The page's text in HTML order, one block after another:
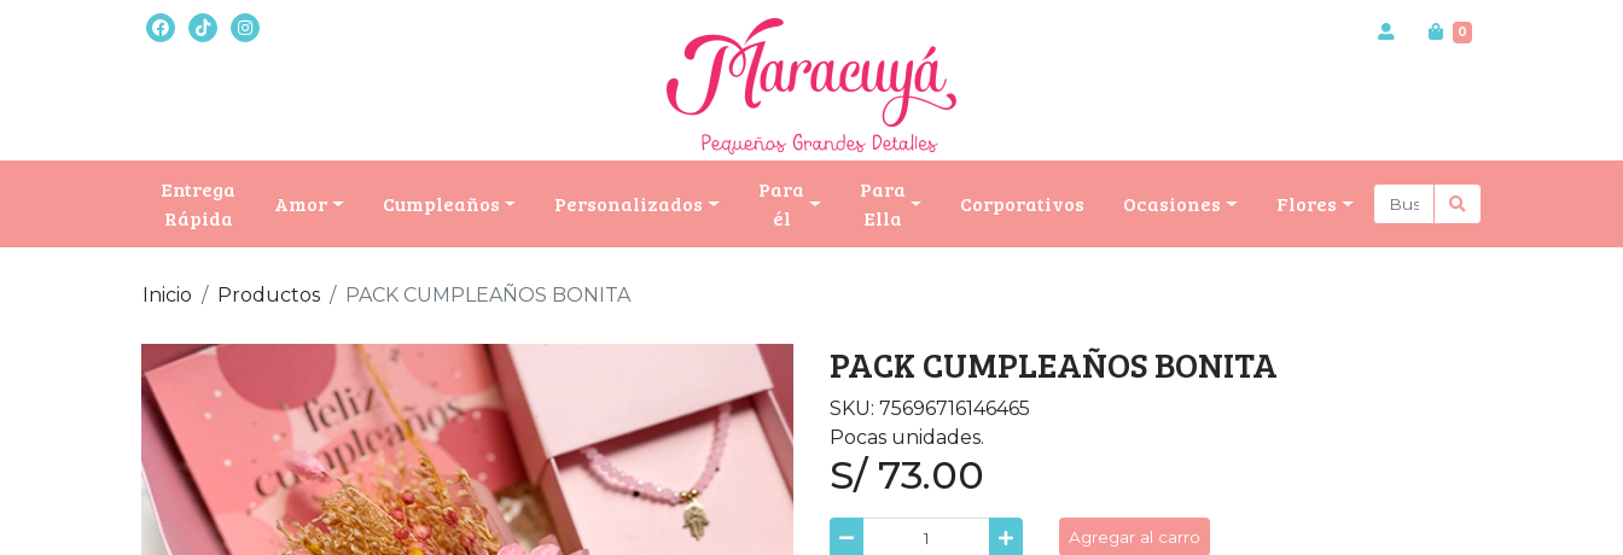
0
Entrega
Rápida
Amor Cumpleaños Personalizados
Para
él
Para
Ella
Corporativos Ocasiones Flores
Inicio Productos PACK CUMPLEAÑOS BONITA
PACK CUMPLEAÑOS BONITA
SKU: 75696716146465
Pocas unidades.
S/ 73.00
Agregar al carro